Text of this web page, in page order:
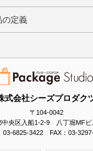
式会社シーズプロダク
〒104-0042
中央区入船1-2-9 八丁堀MFビ
03-6825-3422 FAX：03-
の定義